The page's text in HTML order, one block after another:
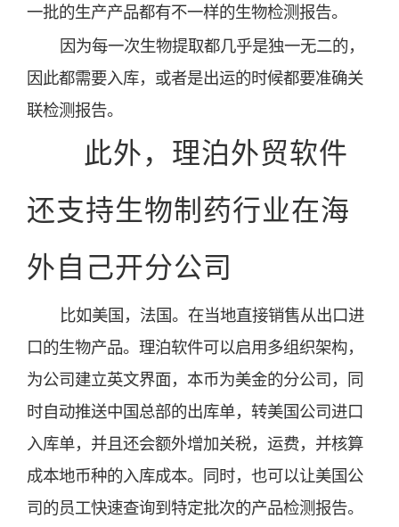
一批的生产产品都有不一样的生物检测报告。
因为每一次生物提取都几乎是独一无二的，
因此都需要入库，或者是出运的时候都要准确关
联检测报告。
此外，理泊外贸软件
还支持生物制药行业在海
外自己开分公司
比如美国，法国。在当地直接销售从出口进
口的生物产品。理泊软件可以启用多组织架构，
为公司建立英文界面，本币为美金的分公司，同
时自动推送中国总部的出库单，转美国公司进口
入库单，并且还会额外增加关税，运费，并核算
成本地币种的入库成本。同时，也可以让美国公
司的员工快速查询到特定批次的产品检测报告。